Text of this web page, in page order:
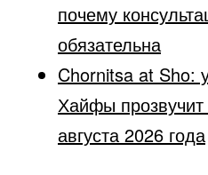
почему
обязательна
Chornitsa at Sho:
Хайфы
августа 2026 года